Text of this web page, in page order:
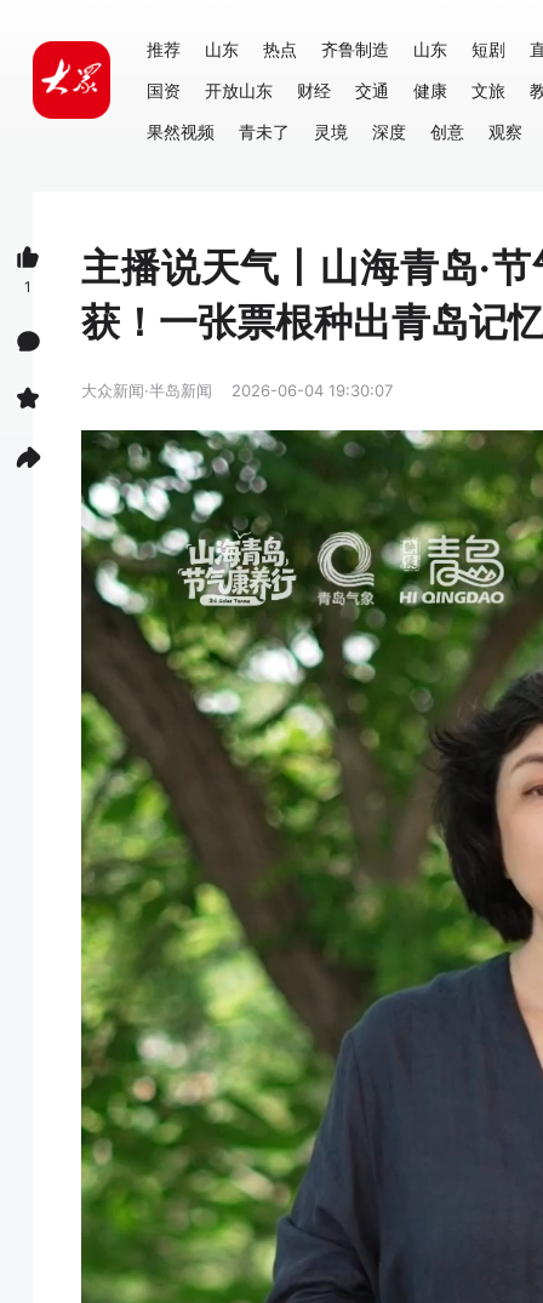
推荐 山东 热点 齐鲁制造 山东 短剧
国资
开放山东 财经 交通 健康 文旅
果然视频
青未了 灵境 深度 创意 观察
主播说天气丨山海青岛·
获！一张票根种出青岛记
大众新闻·半岛新闻 2026-06-04 19:30:07
1